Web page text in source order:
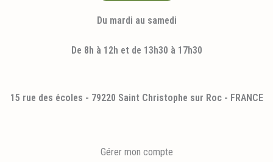
Du mardi au samedi
De 8h à 12h et de 13h30 à 17h30
15 rue des écoles - 79220 Saint Christophe sur Roc - FRANCE
Gérer mon compte